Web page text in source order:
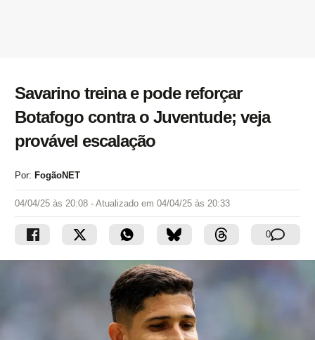
Savarino treina e pode reforçar
Botafogo contra o Juventude; veja
provável escalação
Por: FogãoNET
04/04/25 às 20:08 - Atualizado em 04/04/25 às 20:33
0